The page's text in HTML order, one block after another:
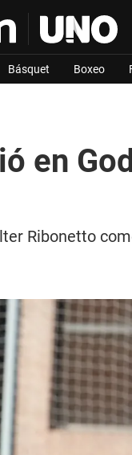
Básquet Boxeo
en
Ribonetto